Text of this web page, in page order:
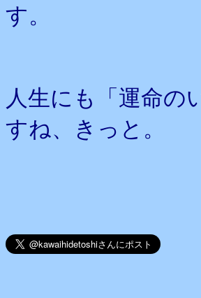
す。
人生にも「運命の
すね、きっと。